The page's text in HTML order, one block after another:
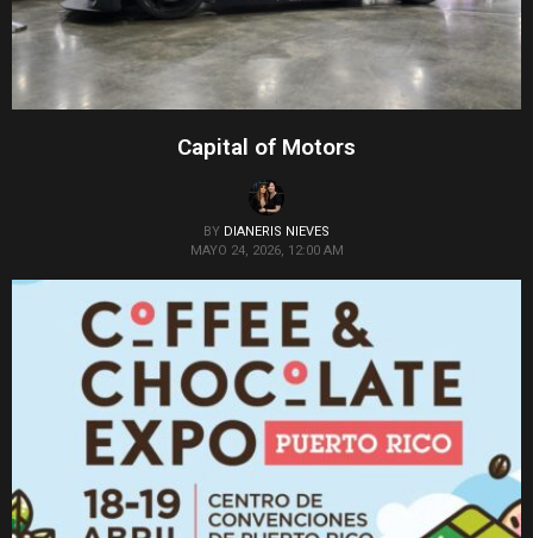
Capital of Motors
BY DIANERIS NIEVES
MAYO 24, 2026, 12:00 AM